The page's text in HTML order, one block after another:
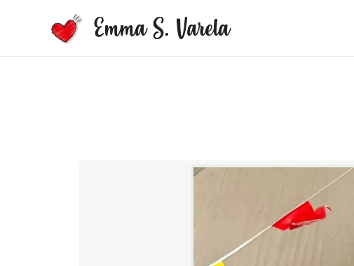
Emma S. Varela